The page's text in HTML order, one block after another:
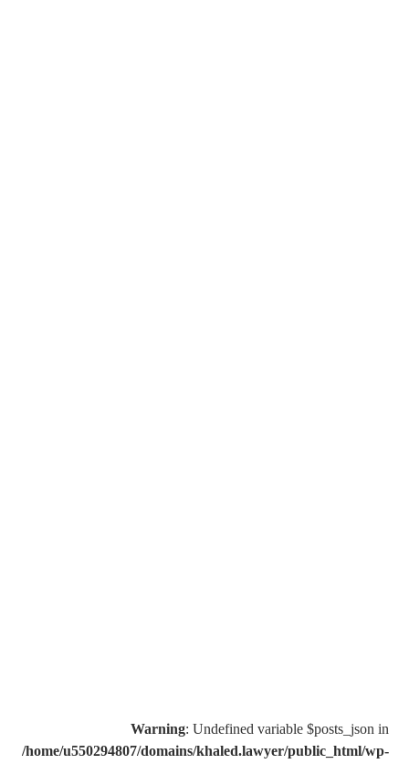
Warning: Undefined variable $posts_json in
/home/u550294807/domains/khaled.lawyer/public_html/wp-